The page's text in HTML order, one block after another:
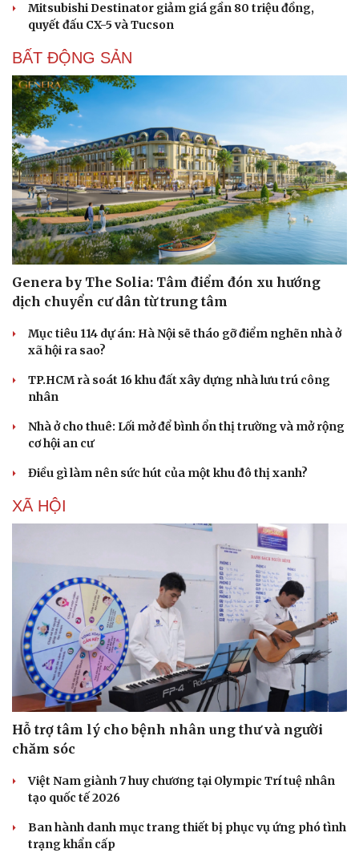
Văn hóa
Sân khấu - Điện ảnh
Văn học
Âm nhạc
Di sản
Nghệ sĩ
Thời trang
Mitsubishi Destinator giảm giá gần 80 triệu đồng,
quyết đấu CX-5 và Tucson
BẤT ĐỘNG SẢN
Genera by The Solia: Tâm điểm đón xu hướng
dịch chuyển cư dân từ trung tâm
Mục tiêu 114 dự án: Hà Nội sẽ tháo gỡ điểm nghẽn nhà ở
xã hội ra sao?
TP.HCM rà soát 16 khu đất xây dựng nhà lưu trú công
nhân
Nhà ở cho thuê: Lối mở để bình ổn thị trường và mở rộng
cơ hội an cư
Điều gì làm nên sức hút của một khu đô thị xanh?
XÃ HỘI
Hỗ trợ tâm lý cho bệnh nhân ung thư và người
chăm sóc
Việt Nam giành 7 huy chương tại Olympic Trí tuệ nhân
tạo quốc tế 2026
Ban hành danh mục trang thiết bị phục vụ ứng phó tình
trạng khẩn cấp